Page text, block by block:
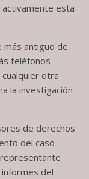
activamente esta
más antiguo de
teléfonos
otra
la investigación
de derechos
del caso
del